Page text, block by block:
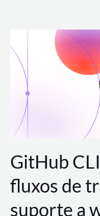
para
conteúdo
GitHub
fluxos de
suporte a